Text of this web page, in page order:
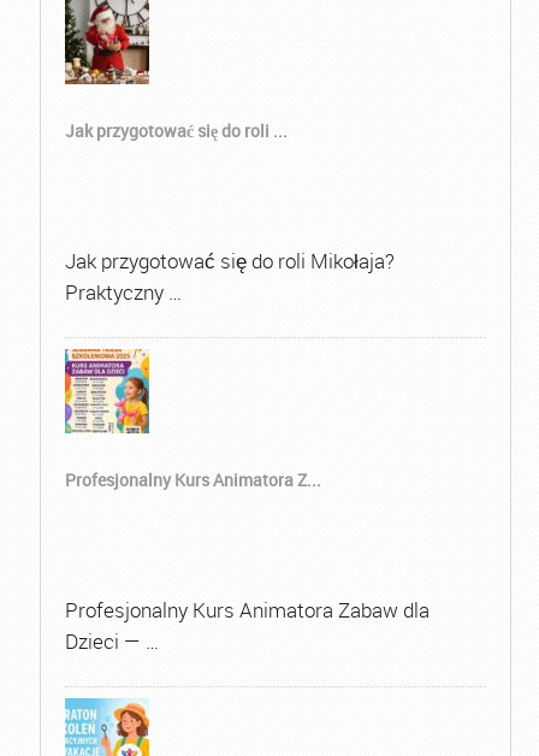
Jak przygotować się do roli ...
Jak przygotować się do roli Mikołaja?
Praktyczny …
Profesjonalny Kurs Animatora Z...
Profesjonalny Kurs Animatora Zabaw dla
Dzieci — …